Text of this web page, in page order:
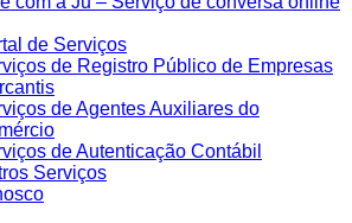
de Serviços
de Registro Público de Empresas
de Agentes Auxiliares do
de Autenticação Contábil
Serviços